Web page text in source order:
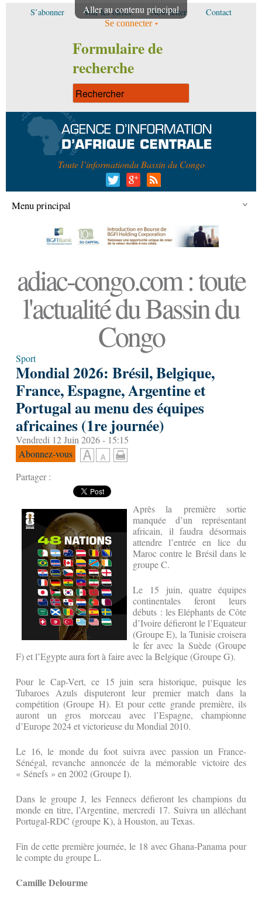
Aller au contenu principal
S’abonner Voir les offres Newsletter Contact
Se connecter
Formulaire de
recherche
Toute l’informationdu Bassin du Congo
Menu principal
adiac-congo.com : toute
l'actualité du Bassin du
Congo
Sport
Mondial 2026: Brésil, Belgique,
France, Espagne, Argentine et
Portugal au menu des équipes
africaines (1re journée)
Vendredi 12 Juin 2026 - 15:15
Abonnez-vous
Partager :
Après la première sortie
manquée d’un représentant
africain, il faudra désormais
attendre l’entrée en lice du
Maroc contre le Brésil dans le
groupe C.
Le 15 juin, quatre équipes
continentales feront leurs
débuts : les Eléphants de Côte
d’Ivoire défieront le l’Equateur
(Groupe E), la Tunisie croisera
le fer avec la Suède (Groupe
F) et l’Egypte aura fort à faire avec la Belgique (Groupe G).
Pour le Cap-Vert, ce 15 juin sera historique, puisque les
Tubaroes Azuls disputeront leur premier match dans la
compétition (Groupe H). Et pour cette grande première, ils
auront un gros morceau avec l’Espagne, championne
d’Europe 2024 et victorieuse du Mondial 2010.
Le 16, le monde du foot suivra avec passion un France-
Sénégal, revanche annoncée de la mémorable victoire des
« Sénefs » en 2002 (Groupe I).
Dans le groupe J, les Fennecs défieront les champions du
monde en titre, l’Argentine, mercredi 17. Suivra un alléchant
Portugal-RDC (groupe K), à Houston, au Texas.
Fin de cette première journée, le 18 avec Ghana-Panama pour
le compte du groupe L.
Camille Delourme